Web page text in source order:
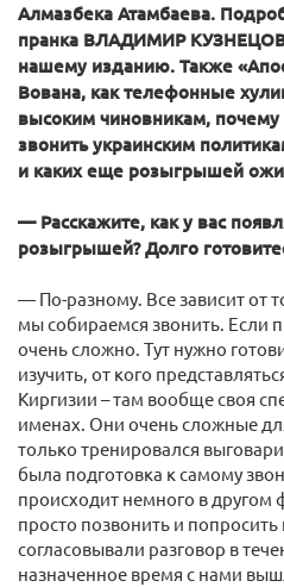
Алмазбека Атамбаева.
пранка ВЛАДИМИР КУЗНЕЦОВ
нашему изданию. Также
Вована, как телефонные
высоким чиновникам,
звонить украинским
и каких еще розыгрышей
— Расскажите, как у вас
розыгрышей? Долго
— По-разному. Все зависит от
мы собираемся звонить. Если
очень сложно. Тут нужно
изучить, от кого
Киргизии – там вообще своя
именах. Они очень сложные
только тренировался
была подготовка к самому
происходит немного в
просто позвонить и
согласовывали разговор в
назначенное время с нами